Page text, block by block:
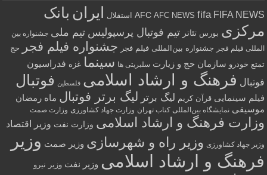
AFC AFC NEWS fifa FIFA NEWS استقلال ایران بانک
مرکزی بورس تئاتر تیم فوتبال پرسپولیس تیم ملی جشنواره بین
المللی فیلم فجر جشنواره بین‌المللی فیلم فجر جشنواره فیلم فجر
حج
تمتع خودرو سازمان حج و زیارت سلبریتی ها سینما غزه فدراسیون
فوتبال فرهنگ و ارشاد اسلامی فلسطین فوتبال
فیلم سینمایی قرآن کریم لیگ برتر لیگ برتر فوتبال ماه رمضان
موسیقی نمایشگاه بین‌المللی کتاب تهران وزارت جهاد کشاورزی وزارت صمت
وزارت فرهنگ و ارشاد اسلامی وزارت نفت وزیر اقتصاد
وزیر جهاد کشاورزی وزیر راه و شهرسازی وزیر صمت وزیر
فرهنگ و ارشاد اسلامی وزیر نفت وزیر نیرو